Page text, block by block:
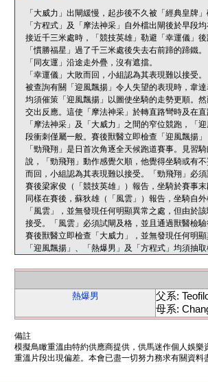
「大威力」出閘緩慢，起步後不久被「經典皇牌
「方程式」及「摩法神采」自外檔出閘後於早段均
接近千三米處時，「競技英雄」勒避「幸運儀」後
「慣勝福星」過了千三米處後失去右前蹄的蹄鐵。
「同友運」沿途走外疊，沒有遮擋。
「幸運儀」大敗而回，小組認為其表現難以接受
被查詢有關「迎風飄揚」令人失望的表現時，韋
均須催策「迎風飄揚」以圖使坐騎的走勢更順。
交出反應。這使「摩法神采」於轉直路彎時及在
「摩法神采」及「大威力」之間的窄位競跑，「
段衝刺僅屬一般。賽後獸醫立即檢查「迎風飄揚
「勁飛翔」是日首次角逐全天候跑道賽事。見習
說，「勁飛翔」動作感覺欠順，他覺得坐騎或有
而回，小組認為其表現難以接受。「勁飛翔」必
賽後梁家俊（「競技英雄」）報告，坐騎於賽事
同樣在賽後，蘇狄雄（「風雲」）報告，坐騎自
「風雲」，並無發現任何明顯異常之處，但由於
接受。「風雲」必須試閘及格，並且通過獸醫檢驗
賽後獸醫立即檢查「大威力」，並無發現任何明顯
「迎風飄揚」、「熱爆男」及「方程式」均須抽取
熱爆男
父系:
母系:
備註
模擬鳥瞰重溫由特約供應商提供，供馬迷作個人娛
重溫片段出現偏差。本會已盡一切努力務求有關資